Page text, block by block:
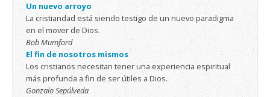
Un nuevo arroyo
La cristiandad está siendo testigo de un nuevo paradigma
en el mover de Dios.
Bob Mumford
El fin de nosotros mismos
Los cristianos necesitan tener una experiencia espiritual
más profunda a fin de ser útiles a Dios.
Gonzalo Sepúlveda